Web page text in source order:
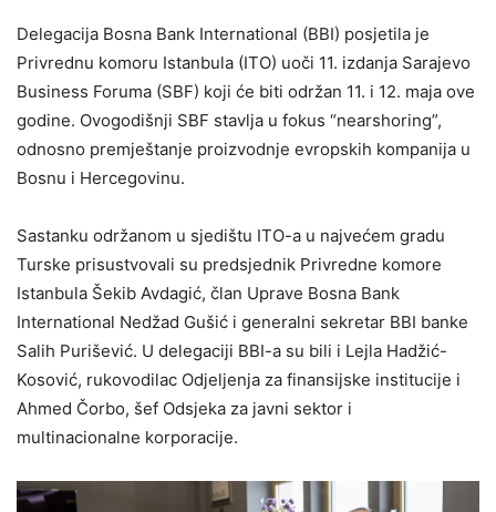
Delegacija Bosna Bank International (BBI) posjetila je
Privrednu komoru Istanbula (ITO) uoči 11. izdanja Sarajevo
Business Foruma (SBF) koji će biti održan 11. i 12. maja ove
godine. Ovogodišnji SBF stavlja u fokus “nearshoring”,
odnosno premještanje proizvodnje evropskih kompanija u
Bosnu i Hercegovinu.
Sastanku održanom u sjedištu ITO-a u najvećem gradu
Turske prisustvovali su predsjednik Privredne komore
Istanbula Šekib Avdagić, član Uprave Bosna Bank
International Nedžad Gušić i generalni sekretar BBI banke
Salih Purišević. U delegaciji BBI-a su bili i Lejla Hadžić-
Kosović, rukovodilac Odjeljenja za finansijske institucije i
Ahmed Čorbo, šef Odsjeka za javni sektor i
multinacionalne korporacije.